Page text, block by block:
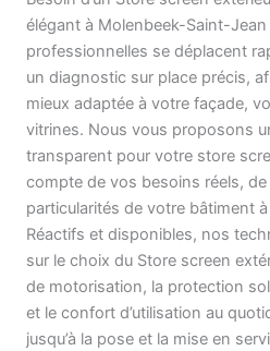
élégant à Molenbeek-Saint-Jean
professionnelles se déplacent
un diagnostic sur place précis,
mieux adaptée à votre façade,
vitrines. Nous vous proposons
transparent pour votre store
compte de vos besoins réels,
particularités de votre bâtiment
Réactifs et disponibles, nos
sur le choix du Store screen
de motorisation, la protection
et le confort d’utilisation au
jusqu’à la pose et la mise en